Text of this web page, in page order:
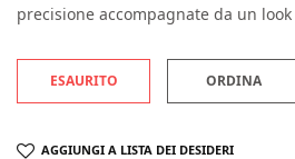
precisione accompagnate da un
ESAURITO ORDINA
AGGIUNGI A LISTA DEI DESIDERI